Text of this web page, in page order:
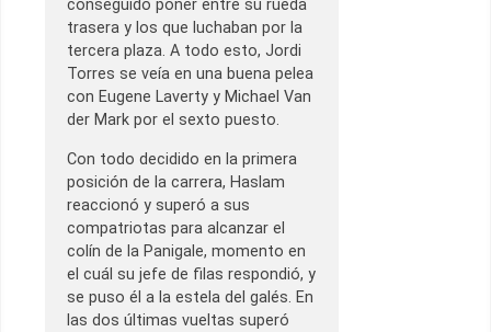
conseguido poner entre su rueda
trasera y los que luchaban por la
tercera plaza. A todo esto, Jordi
Torres se veía en una buena pelea
con Eugene Laverty y Michael Van
der Mark por el sexto puesto.
Con todo decidido en la primera
posición de la carrera, Haslam
reaccionó y superó a sus
compatriotas para alcanzar el
colín de la Panigale, momento en
el cuál su jefe de filas respondió, y
se puso él a la estela del galés. En
las dos últimas vueltas superó